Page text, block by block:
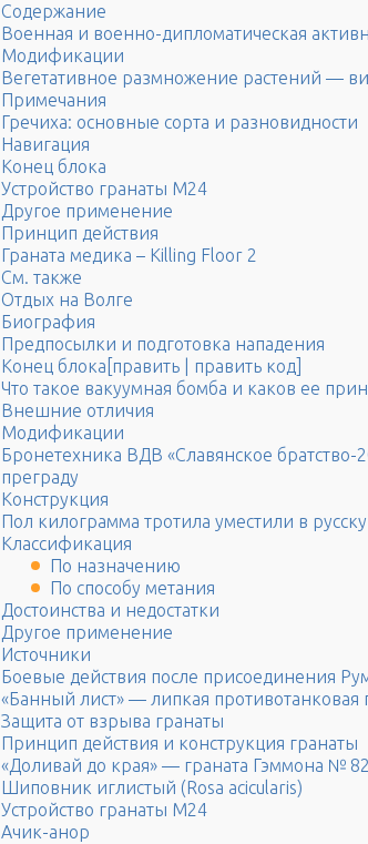
Содержание
Военная и военно-дипломатическая
Модификации
Вегетативное размножение растений —
Примечания
Гречиха: основные сорта и разновидности
Навигация
Конец блока
Устройство гранаты М24
Другое применение
Принцип действия
Граната медика – Killing Floor 2
См. также
Отдых на Волге
Биография
Предпосылки и подготовка нападения
Конец блока[править | править код]
Что такое вакуумная бомба и каков ее
Внешние отличия
Модификации
Бронетехника ВДВ «Славянское
преграду
Конструкция
Пол килограмма тротила уместили в
Классификация
По назначению
По способу метания
Достоинства и недостатки
Другое применение
Источники
Боевые действия после присоединения
«Банный лист» — липкая противотанковая
Защита от взрыва гранаты
Принцип действия и конструкция гранаты
«Доливай до края» — граната Гэммона № 82
Шиповник иглистый (Rosa acicularis)
Устройство гранаты М24
Ачик-анор